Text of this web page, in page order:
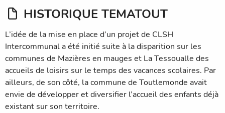
HISTORIQUE TEMATOUT
L’idée de la mise en place d’un projet de CLSH
Intercommunal a été initié suite à la disparition sur les
communes de Mazières en mauges et La Tessoualle des
accueils de loisirs sur le temps des vacances scolaires. Par
ailleurs, de son côté, la commune de Toutlemonde avait
envie de développer et diversifier l’accueil des enfants déjà
existant sur son territoire.